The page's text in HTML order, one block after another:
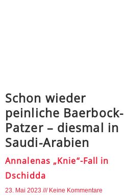
Schon wieder
peinliche Baerbock-
Patzer – diesmal in
Saudi-Arabien
Annalenas „Knie“-Fall in
Dschidda
23. Mai 2023 Keine Kommentare